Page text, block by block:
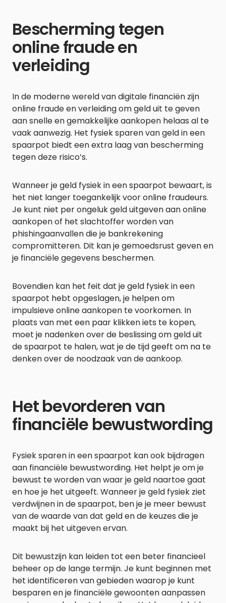
Bescherming tegen
online fraude en
verleiding
In de moderne wereld van digitale financiën zijn
online fraude en verleiding om geld uit te geven
aan snelle en gemakkelijke aankopen helaas al te
vaak aanwezig. Het fysiek sparen van geld in een
spaarpot biedt een extra laag van bescherming
tegen deze risico’s.
Wanneer je geld fysiek in een spaarpot bewaart, is
het niet langer toegankelijk voor online fraudeurs.
Je kunt niet per ongeluk geld uitgeven aan online
aankopen of het slachtoffer worden van
phishingaanvallen die je bankrekening
compromitteren. Dit kan je gemoedsrust geven en
je financiële gegevens beschermen.
Bovendien kan het feit dat je geld fysiek in een
spaarpot hebt opgeslagen, je helpen om
impulsieve online aankopen te voorkomen. In
plaats van met een paar klikken iets te kopen,
moet je nadenken over de beslissing om geld uit
de spaarpot te halen, wat je de tijd geeft om na te
denken over de noodzaak van de aankoop.
Het bevorderen van
financiële bewustwording
Fysiek sparen in een spaarpot kan ook bijdragen
aan financiële bewustwording. Het helpt je om je
bewust te worden van waar je geld naartoe gaat
en hoe je het uitgeeft. Wanneer je geld fysiek ziet
verdwijnen in de spaarpot, ben je je meer bewust
van de waarde van dat geld en de keuzes die je
maakt bij het uitgeven ervan.
Dit bewustzijn kan leiden tot een beter financieel
beheer op de lange termijn. Je kunt beginnen met
het identificeren van gebieden waarop je kunt
besparen en je financiële gewoonten aanpassen